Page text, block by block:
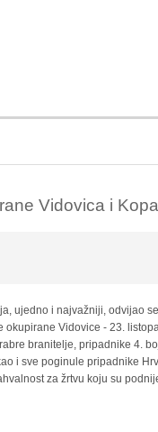
Vidovica i
ujedno i najvažniji, odvijao
Vidovice - 23.
branitelje, pripadnike 4.
i sve poginule pripadnike
za žrtvu koju su